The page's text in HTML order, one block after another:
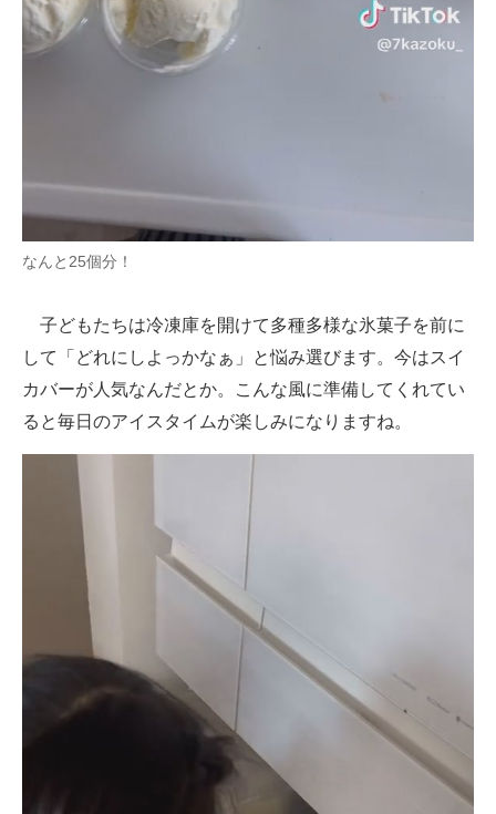
なんと25個分！
子どもたちは冷凍庫を開けて多種多様な氷菓子を前に
して「どれにしよっかなぁ」と悩み選びます。今はスイ
カバーが人気なんだとか。こんな風に準備してくれてい
ると毎日のアイスタイムが楽しみになりますね。